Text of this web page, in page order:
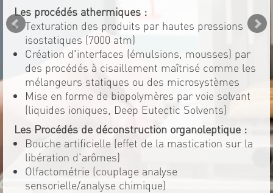
Les procédés athermiques :
Texturation des produits par hautes pressions
isostatiques (7000 atm)
Création d'interfaces (émulsions, mousses) par
des procédés à cisaillement maîtrisé comme les
mélangeurs statiques ou des microsystèmes
Mise en forme de biopolymères par voie solvant
(liquides ioniques, Deep Eutectic Solvents)
Les Procédés de déconstruction organoleptique :
Bouche artificielle (effet de la mastication sur la
libération d'arômes)
Olfactométrie (couplage analyse
sensorielle/analyse chimique)